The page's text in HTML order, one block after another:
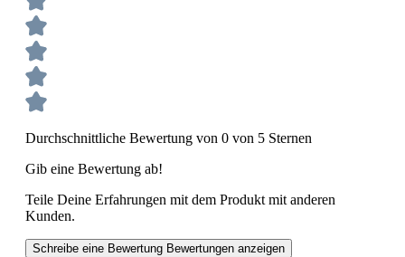
Durchschnittliche Bewertung von 0 von 5 Sternen
Gib eine Bewertung ab!
Teile Deine Erfahrungen mit dem Produkt mit anderen
Kunden.
Schreibe eine Bewertung Bewertungen anzeigen